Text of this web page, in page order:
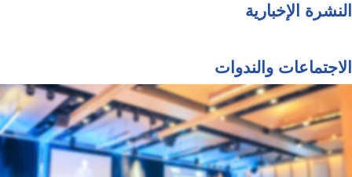
النشرة الإخبارية
الاجتماعات والندوات